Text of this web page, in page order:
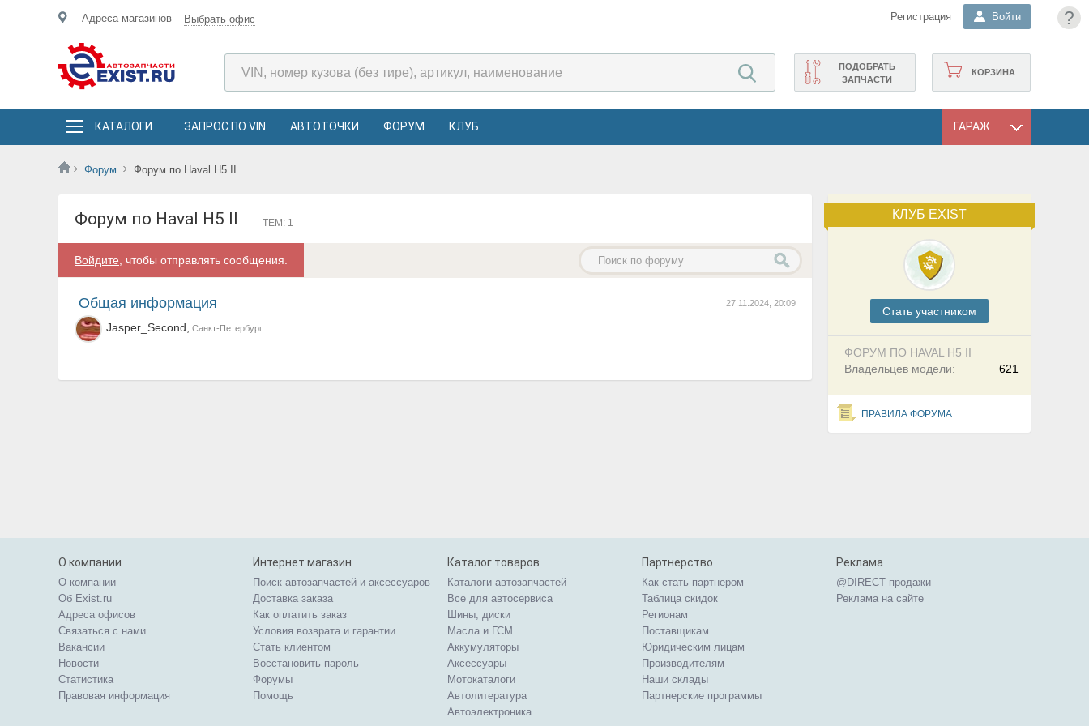
?
Адреса магазинов Выбрать офис Регистрация Войти
КОРЗИНА
ПОДОБРАТЬ
ЗАПЧАСТИ
КАТАЛОГИ ЗАПРОС ПО VIN АВТОТОЧКИ ФОРУМ КЛУБ ГАРАЖ
Форум Форум по Haval H5 II
КЛУБ EXIST
Cтать участником
ФОРУМ ПО HAVAL H5 II
621
Владельцев модели:
ПРАВИЛА ФОРУМА
Форум по Haval H5 II ТЕМ: 1
Войдите , чтобы отправлять сообщения.
27.11.2024, 20:09
Общая информация
Jasper_Second, Санкт-Петербург
О компании
О компании
Об Exist.ru
Адреса офисов
Связаться с нами
Вакансии
Новости
Статистика
Правовая информация
Интернет магазин
Поиск автозапчастей и аксессуаров
Доставка заказа
Как оплатить заказ
Условия возврата и гарантии
Стать клиентом
Восстановить пароль
Форумы
Помощь
Каталог товаров
Каталоги автозапчастей
Все для автосервиса
Шины, диски
Масла и ГСМ
Аккумуляторы
Аксессуары
Мотокаталоги
Автолитература
Автоэлектроника
Партнерство
Как стать партнером
Таблица скидок
Регионам
Поставщикам
Юридическим лицам
Производителям
Наши склады
Партнерские программы
Реклама
@DIRECT продажи
Реклама на сайте